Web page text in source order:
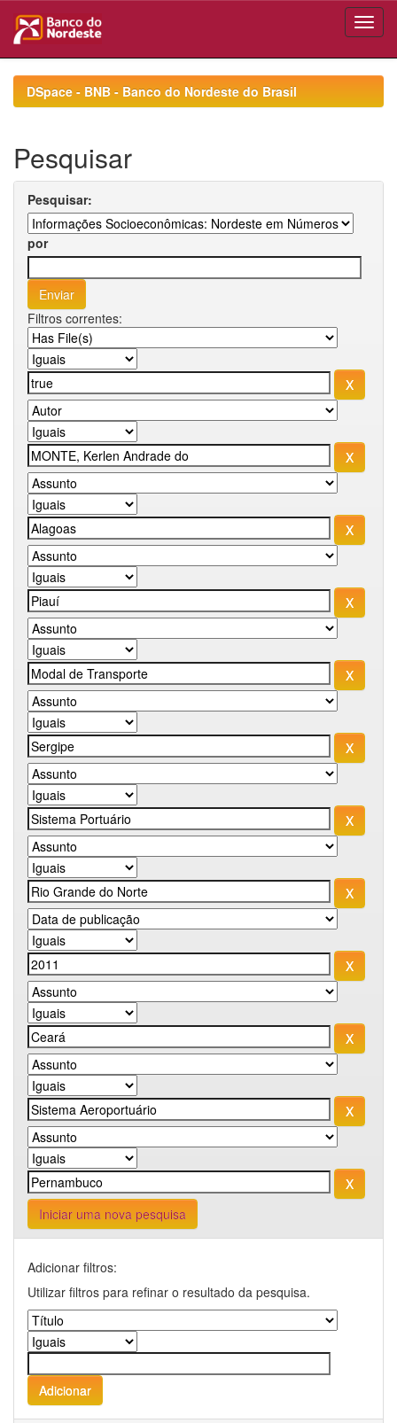
navigationDSpace - BNB - Banco do Nordeste do Brasil
Pesquisar
Pesquisar:
por
Filtros correntes:
Iniciar uma nova pesquisa
Adicionar filtros:
Utilizar filtros para refinar o resultado da pesquisa.